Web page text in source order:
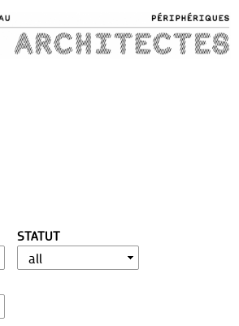
main
content
STATUT